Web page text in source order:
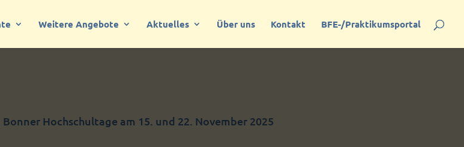
Weitere Angebote Aktuelles Über uns Kontakt BFE-/Praktikumsportal
Hochschultage am 15. und 22. November 2025